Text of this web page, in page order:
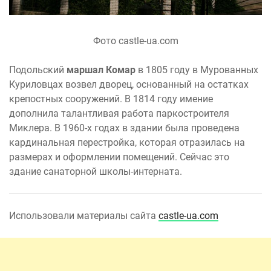
Фото castle-ua.com
Подольский маршал Комар в 1805 году в Мурованных
Куриловцах возвел дворец, основанный на остатках
крепостных сооружений. В 1814 году имение
дополнила талантливая работа паркостроителя
Миклера. В 1960-х годах в здании была проведена
кардинальная перестройка, которая отразилась на
размерах и оформлении помещений. Сейчас это
здание санаторной школы-интерната.
Использовали материалы сайта castle-ua.com